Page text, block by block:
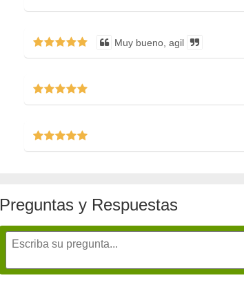
Muy bueno, agil
Preguntas y Respuestas